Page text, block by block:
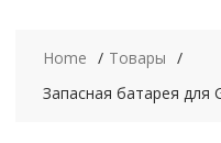
Home
Товары
Запасная батарея для